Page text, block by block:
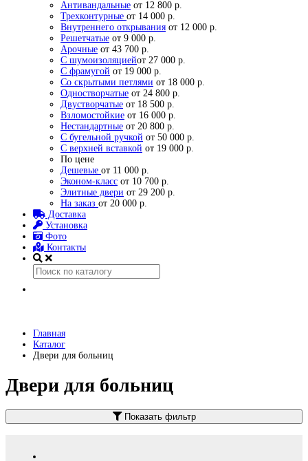
Антивандальные от 12 800 р.
Трехконтурные от 14 000 р.
Внутреннего открывания от 12 000 р.
Решетчатые от 9 000 р.
Арочные от 43 700 р.
С шумоизоляциейот 27 000 р.
С фрамугой от 19 000 р.
Со скрытыми петлями от 18 000 р.
Одностворчатые от 24 800 р.
Двустворчатые от 18 500 р.
Взломостойкие от 16 000 р.
Нестандартные от 20 800 р.
С бугельной ручкой от 50 000 р.
С верхней вставкой от 19 000 р.
По цене
Дешевые от 11 000 р.
Эконом-класс от 10 700 р.
Элитные двери от 29 200 р.
На заказ от 20 000 р.
Доставка
Установка
Фото
Контакты
Главная
Каталог
Двери для больниц
Двери для больниц
Показать фильтр